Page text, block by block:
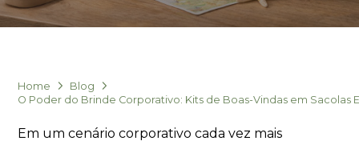
Home
Blog
O Poder do Brinde Corporativo: Kits de Boas-Vindas em Sacolas
Em um cenário corporativo cada vez mais